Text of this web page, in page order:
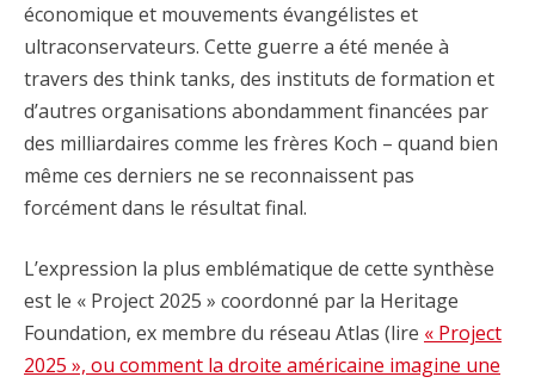
économique et mouvements évangélistes et
ultraconservateurs. Cette guerre a été menée à
travers des think tanks, des instituts de formation et
d’autres organisations abondamment financées par
des milliardaires comme les frères Koch – quand bien
même ces derniers ne se reconnaissent pas
forcément dans le résultat final.
L’expression la plus emblématique de cette synthèse
est le « Project 2025 » coordonné par la Heritage
Foundation, ex membre du réseau Atlas (lire « Project
2025 », ou comment la droite américaine imagine une